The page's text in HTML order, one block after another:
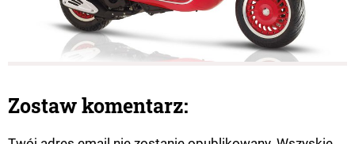
Zostaw komentarz: